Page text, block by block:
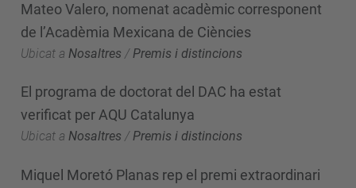
Mateo Valero, nomenat acadèmic corresponent
de l’Acadèmia Mexicana de Ciències
Ubicat a Nosaltres / Premis i distincions
El programa de doctorat del DAC ha estat
verificat per AQU Catalunya
Ubicat a Nosaltres /Premis i distincions
Miquel Moretó Planas rep el premi extraordinari